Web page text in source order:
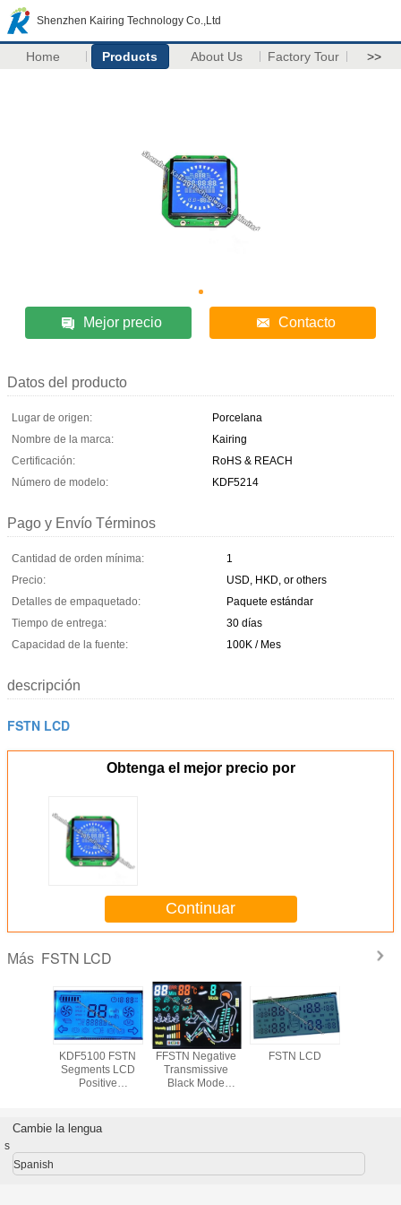
Shenzhen Kairing Technology Co.,Ltd
Home Products About Us Factory Tour >>
Mejor precio Contacto
Datos del producto
Lugar de origen:
Porcelana
Nombre de la marca:
Kairing
Certificación:
RoHS & REACH
Número de modelo:
KDF5214
Pago y Envío Términos
Cantidad de orden mínima:
1
Precio:
USD, HKD, or others
Detalles de empaquetado:
Paquete estándar
Tiempo de entrega:
30 días
Capacidad de la fuente:
100K / Mes
descripción
FSTN LCD
Obtenga el mejor precio por
Continuar
Más FSTN LCD
KDF5100 FSTN
Segments LCD
Positive
Pin Industrial
Equipment with
White Backlight
FFSTN Negative
Transmissive
Black Mode
Equipment
FSTN LCD
White
Cambie la lengua
s
Spanish